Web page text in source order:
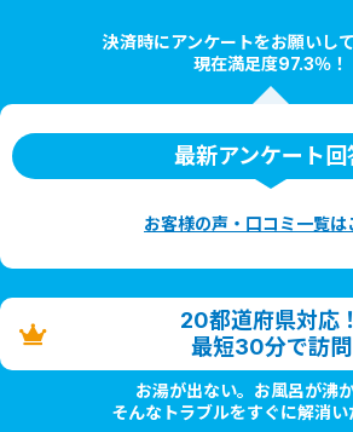
決済時にアンケートをお願いして
現在満足度97.3％！
最新アンケート回
お客様の声・口コミ一覧は
20都道府県対応！
最短30分で訪問
お湯が出ない。お風呂が沸か
そんなトラブルをすぐに解消い